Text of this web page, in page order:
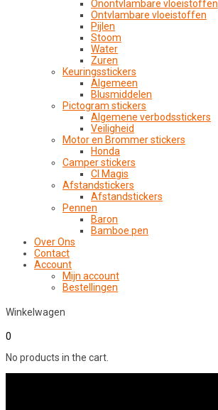
Onontvlambare vloeistoffen
Ontvlambare vloeistoffen
Pijlen
Stoom
Water
Zuren
Keuringsstickers
Algemeen
Blusmiddelen
Pictogram stickers
Algemene verbodsstickers
Veiligheid
Motor en Brommer stickers
Honda
Camper stickers
CI Magis
Afstandstickers
Afstandstickers
Pennen
Baron
Bamboe pen
Over Ons
Contact
Account
Mijn account
Bestellingen
Winkelwagen
0
No products in the cart.